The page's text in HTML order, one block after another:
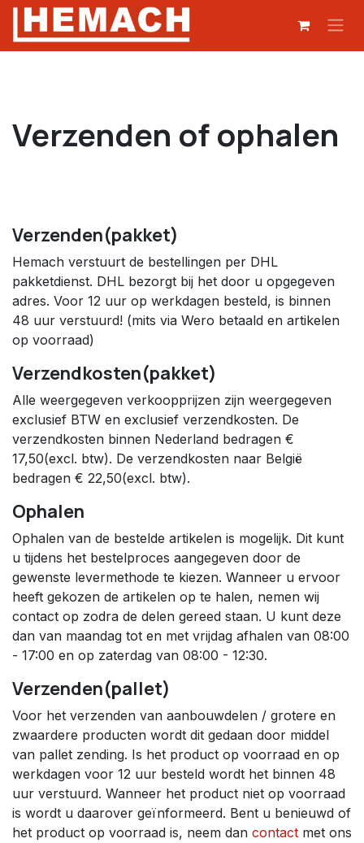
Zum Inhalt springen
Verzenden of ophalen
Verzenden(pakket)
Hemach verstuurt de bestellingen per DHL
pakketdienst. DHL bezorgt bij het door u opgegeven
adres. Voor 12 uur op werkdagen besteld, is binnen
48 uur verstuurd! (mits via Wero betaald en artikelen
op voorraad)
Verzendkosten(pakket)
Alle weergegeven verkoopprijzen zijn weergegeven
exclusief BTW en exclusief verzendkosten. De
verzendkosten binnen Nederland bedragen €
17,50(excl. btw). De verzendkosten naar België
bedragen € 22,50(excl. btw).
Ophalen
Ophalen van de bestelde artikelen is mogelijk. Dit kunt
u tijdens het bestelproces aangegeven door de
gewenste levermethode te kiezen. Wanneer u ervoor
heeft gekozen de artikelen op te halen, nemen wij
contact op zodra de delen gereed staan. U kunt deze
dan van maandag tot en met vrijdag afhalen van 08:00
- 17:00 en op zaterdag van 08:00 - 12:30.
Verzenden(pallet)
Voor het verzenden van aanbouwdelen / grotere en
zwaardere producten wordt dit gedaan door middel
van pallet zending. Is het product op voorraad en op
werkdagen voor 12 uur besteld wordt het binnen 48
uur verstuurd. Wanneer het product niet op voorraad
is wordt u daarover geïnformeerd. Bent u benieuwd of
het product op voorraad is, neem dan contact met ons